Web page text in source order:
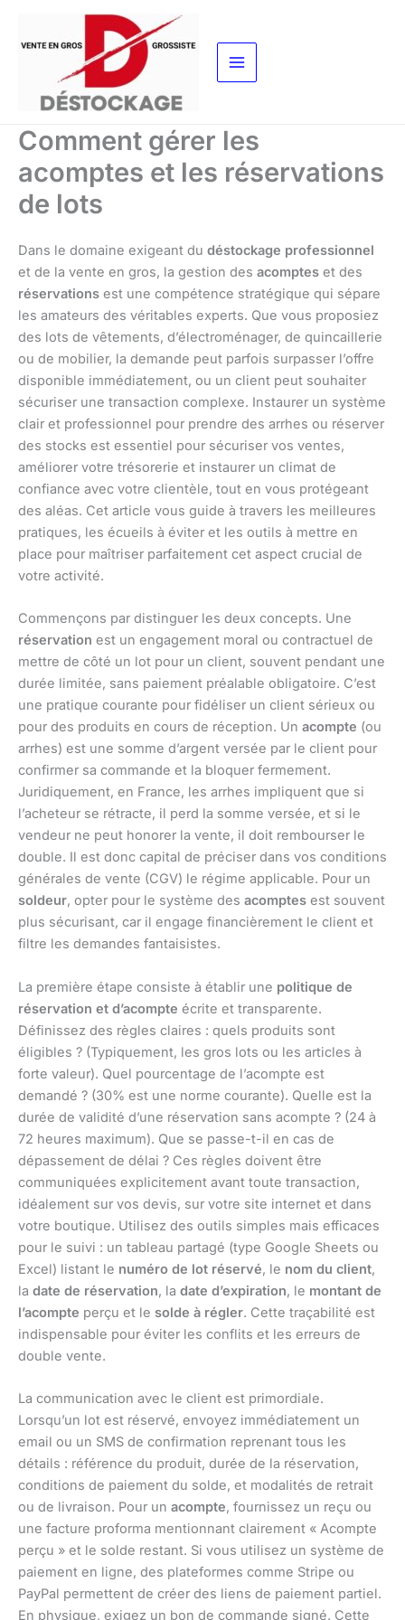
contenu
Comment gérer les
acomptes et les réservations
de lots
Dans le domaine exigeant du déstockage professionnel
et de la vente en gros, la gestion des acomptes et des
réservations est une compétence stratégique qui sépare
les amateurs des véritables experts. Que vous proposiez
des lots de vêtements, d’électroménager, de quincaillerie
ou de mobilier, la demande peut parfois surpasser l’offre
disponible immédiatement, ou un client peut souhaiter
sécuriser une transaction complexe. Instaurer un système
clair et professionnel pour prendre des arrhes ou réserver
des stocks est essentiel pour sécuriser vos ventes,
améliorer votre trésorerie et instaurer un climat de
confiance avec votre clientèle, tout en vous protégeant
des aléas. Cet article vous guide à travers les meilleures
pratiques, les écueils à éviter et les outils à mettre en
place pour maîtriser parfaitement cet aspect crucial de
votre activité.
Commençons par distinguer les deux concepts. Une
réservation est un engagement moral ou contractuel de
mettre de côté un lot pour un client, souvent pendant une
durée limitée, sans paiement préalable obligatoire. C’est
une pratique courante pour fidéliser un client sérieux ou
pour des produits en cours de réception. Un acompte (ou
arrhes) est une somme d’argent versée par le client pour
confirmer sa commande et la bloquer fermement.
Juridiquement, en France, les arrhes impliquent que si
l’acheteur se rétracte, il perd la somme versée, et si le
vendeur ne peut honorer la vente, il doit rembourser le
double. Il est donc capital de préciser dans vos conditions
générales de vente (CGV) le régime applicable. Pour un
soldeur, opter pour le système des acomptes est souvent
plus sécurisant, car il engage financièrement le client et
filtre les demandes fantaisistes.
La première étape consiste à établir une politique de
réservation et d’acompte écrite et transparente.
Définissez des règles claires : quels produits sont
éligibles ? (Typiquement, les gros lots ou les articles à
forte valeur). Quel pourcentage de l’acompte est
demandé ? (30% est une norme courante). Quelle est la
durée de validité d’une réservation sans acompte ? (24 à
72 heures maximum). Que se passe-t-il en cas de
dépassement de délai ? Ces règles doivent être
communiquées explicitement avant toute transaction,
idéalement sur vos devis, sur votre site internet et dans
votre boutique. Utilisez des outils simples mais efficaces
pour le suivi : un tableau partagé (type Google Sheets ou
Excel) listant le numéro de lot réservé, le nom du client,
la date de réservation, la date d’expiration, le montant de
l’acompte perçu et le solde à régler. Cette traçabilité est
indispensable pour éviter les conflits et les erreurs de
double vente.
La communication avec le client est primordiale.
Lorsqu’un lot est réservé, envoyez immédiatement un
email ou un SMS de confirmation reprenant tous les
détails : référence du produit, durée de la réservation,
conditions de paiement du solde, et modalités de retrait
ou de livraison. Pour un acompte, fournissez un reçu ou
une facture proforma mentionnant clairement « Acompte
perçu » et le solde restant. Si vous utilisez un système de
paiement en ligne, des plateformes comme Stripe ou
PayPal permettent de créer des liens de paiement partiel.
En physique, exigez un bon de commande signé. Cette